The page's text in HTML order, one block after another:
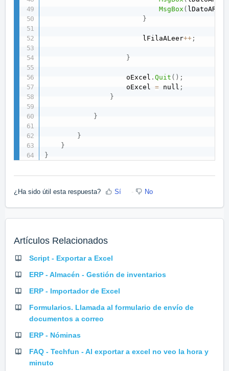
MsgBox(
}
                        lFilaALeer
++ ;
}
                    oExcel
.Quit ( ) ;
                    oExcel
= null ;
}
}
}
}
}
¿Ha sido útil esta respuesta? Sí No
Artículos Relacionados
Script - Exportar a Excel
ERP - Almacén - Gestión de inventarios
ERP - Importador de Excel
Formularios. Llamada al formulario de envío de
documentos a correo
ERP - Nóminas
FAQ - Techfun - Al exportar a excel no veo la hora y
minuto